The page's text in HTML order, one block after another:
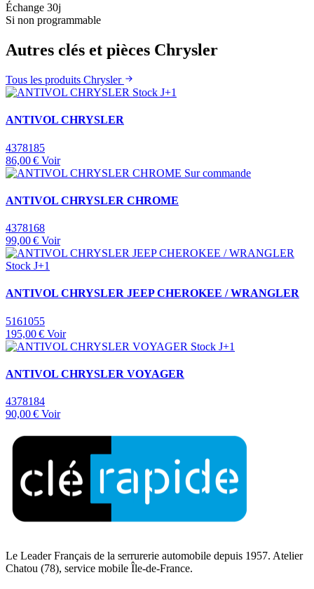
Échange 30j
Si non programmable
Autres clés et pièces Chrysler
Tous les produits Chrysler
Stock J+1
ANTIVOL CHRYSLER
4378185
86,00 € Voir
Sur commande
ANTIVOL CHRYSLER CHROME
4378168
99,00 € Voir
Stock J+1
ANTIVOL CHRYSLER JEEP CHEROKEE / WRANGLER
5161055
195,00 € Voir
Stock J+1
ANTIVOL CHRYSLER VOYAGER
4378184
90,00 € Voir
Le Leader Français de la serrurerie automobile depuis 1957. Atelier
Chatou (78), service mobile Île-de-France.